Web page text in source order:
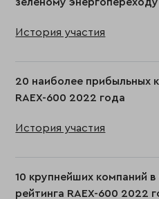
История участия
20 наиболее прибыльных
RAEX-600 2022 года
История участия
10 крупнейших компаний
рейтинга RAEX-600 2022